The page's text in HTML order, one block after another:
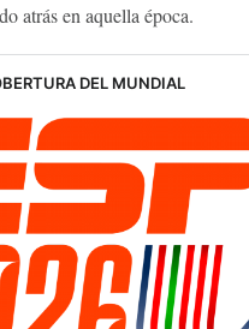
atrás en aquella época.
DEL MUNDIAL